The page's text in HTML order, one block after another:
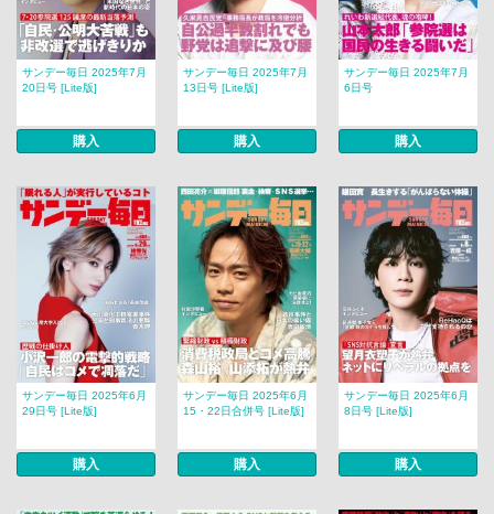
サンデー毎日 2025年7月
20日号 [Lite版]
購入
サンデー毎日 2025年7月
13日号 [Lite版]
購入
サンデー毎日 2025年7月
6日号
購入
サンデー毎日 2025年6月
29日号 [Lite版]
購入
サンデー毎日 2025年6月
15・22日合併号 [Lite版]
購入
サンデー毎日 2025年6月
8日号 [Lite版]
購入